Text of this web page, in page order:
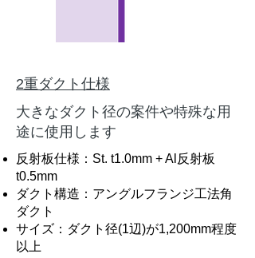
​2重ダクト仕様
大きなダクト径の案件や特殊な用
途に使用します
反射板仕様：St. t1.0mm + Al反射板
t0.5mm
ダクト構造：アングルフランジ工法角
ダクト
​サイズ：​​ダクト径(1辺)が1,200mm程度
以上